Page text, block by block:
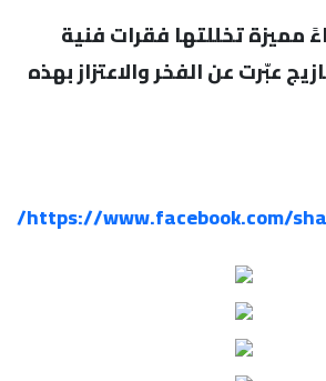
مميزة تخللتها فقرات فنية
عبّرت عن الفخر والاعتزاز بهذه
https://www.facebook.com/